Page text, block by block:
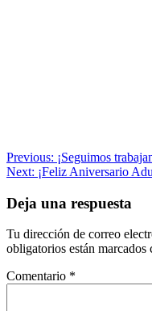
Navegación
de
entradas
Previous: ¡Seguimos
Next: ¡Feliz Aniversario
Deja una respuesta
Tu dirección de correo
obligatorios están marcados
Comentario *